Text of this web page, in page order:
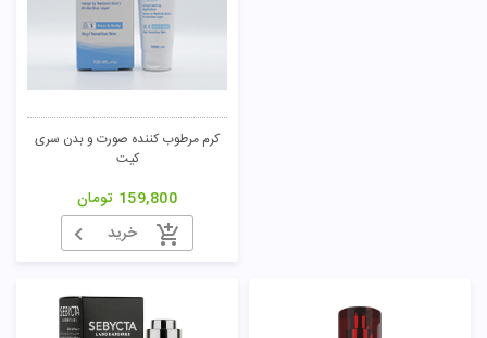
کرم مرطوب کننده صورت و بدن سری
کیت
159,800 تومان
خرید